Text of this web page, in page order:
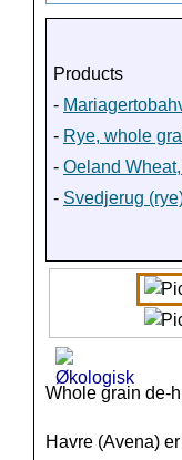
Products
-
- Rye, whole
- Oeland
- Svedjerug
Whole grain de-
Havre (Avena)